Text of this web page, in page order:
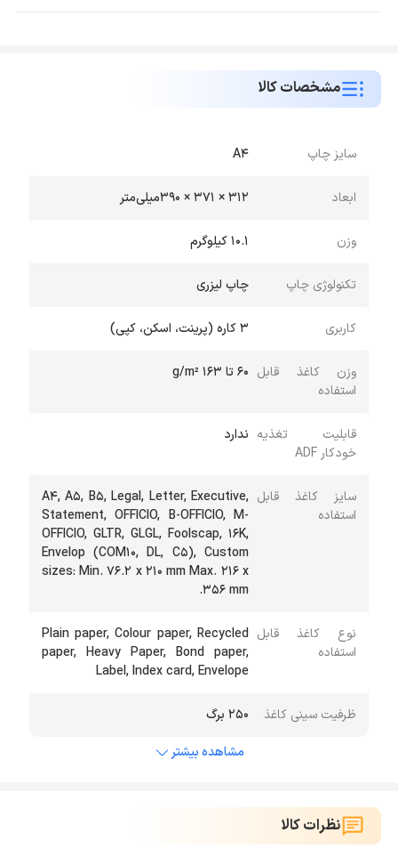
مشخصات کالا
سایز چاپ A4
ابعاد 312 × 371 × 390میلی‌متر
وزن 10.1 کیلوگرم
تکنولوژی چاپ چاپ لیزری
کاربری 3 کاره (پرینت، اسکن، کپی)
وزن کاغذ قابل
استفاده
60 تا 163 g/m²
قابلیت تغذیه
خودکار ADF
ندارد
سایز کاغذ قابل
استفاده
A4, A5, B5, Legal, Letter, Executive,
Statement, OFFICIO, B-OFFICIO, M-
OFFICIO, GLTR, GLGL, Foolscap, 16K,
Envelop (COM10, DL, C5), Custom
sizes: Min. 76.2 x 210 mm Max. 216 x
356 mm.
نوع کاغذ قابل
استفاده
Plain paper, Colour paper, Recycled
paper, Heavy Paper, Bond paper,
Label, Index card, Envelope
ظرفیت سینی کاغذ
250 برگ
مشاهده بیشتر
نظرات کالا